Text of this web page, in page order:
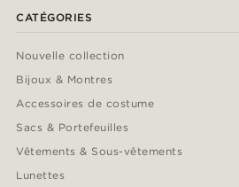
CATÉGORIES
Nouvelle collection
Bijoux & Montres
Accessoires de costume
Sacs & Portefeuilles
Vêtements & Sous-vêtements
Lunettes